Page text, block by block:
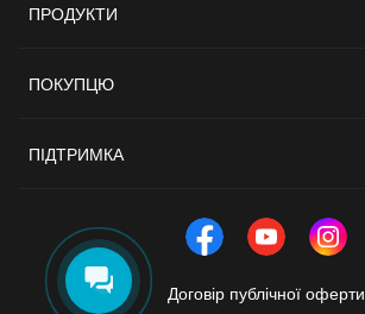
ПРОДУКТИ
ПОКУПЦЮ
ПІДТРИМКА
Договір публічної оферти